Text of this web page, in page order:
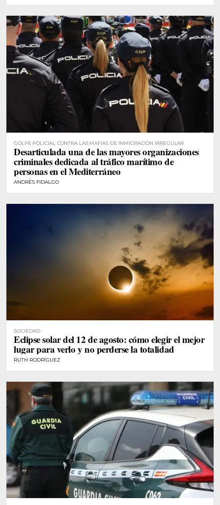
GOLPE POLICIAL CONTRA LAS MAFIAS DE INMIGRACIÓN IRREGULAR
Desarticulada una de las mayores organizaciones
criminales dedicada al tráfico marítimo de
personas en el Mediterráneo
ANDRÉS FIDALGO
SOCIEDAD
Eclipse solar del 12 de agosto: cómo elegir el mejor
lugar para verlo y no perderse la totalidad
RUTH RODRÍGUEZ